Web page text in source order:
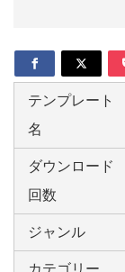
テンプレート
名
ダウンロード
回数
ジャンル
カテゴリー